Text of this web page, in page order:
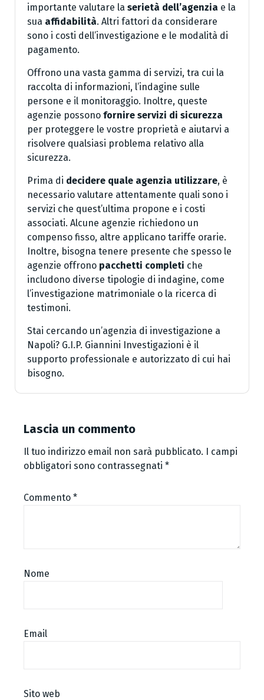
importante valutare la serietà dell’agenzia e la
sua affidabilità. Altri fattori da considerare
sono i costi dell’investigazione e le modalità di
pagamento.
Offrono una vasta gamma di servizi, tra cui la
raccolta di informazioni, l’indagine sulle
persone e il monitoraggio. Inoltre, queste
agenzie possono fornire servizi di sicurezza
per proteggere le vostre proprietà e aiutarvi a
risolvere qualsiasi problema relativo alla
sicurezza.
Prima di decidere quale agenzia utilizzare, è
necessario valutare attentamente quali sono i
servizi che quest’ultima propone e i costi
associati. Alcune agenzie richiedono un
compenso fisso, altre applicano tariffe orarie.
Inoltre, bisogna tenere presente che spesso le
agenzie offrono pacchetti completi che
includono diverse tipologie di indagine, come
l’investigazione matrimoniale o la ricerca di
testimoni.
Stai cercando un’agenzia di investigazione a
Napoli? G.I.P. Giannini Investigazioni è il
supporto professionale e autorizzato di cui hai
bisogno.
Lascia un commento
Il tuo indirizzo email non sarà pubblicato. I campi
obbligatori sono contrassegnati *
Commento *
Nome
Email
Sito web